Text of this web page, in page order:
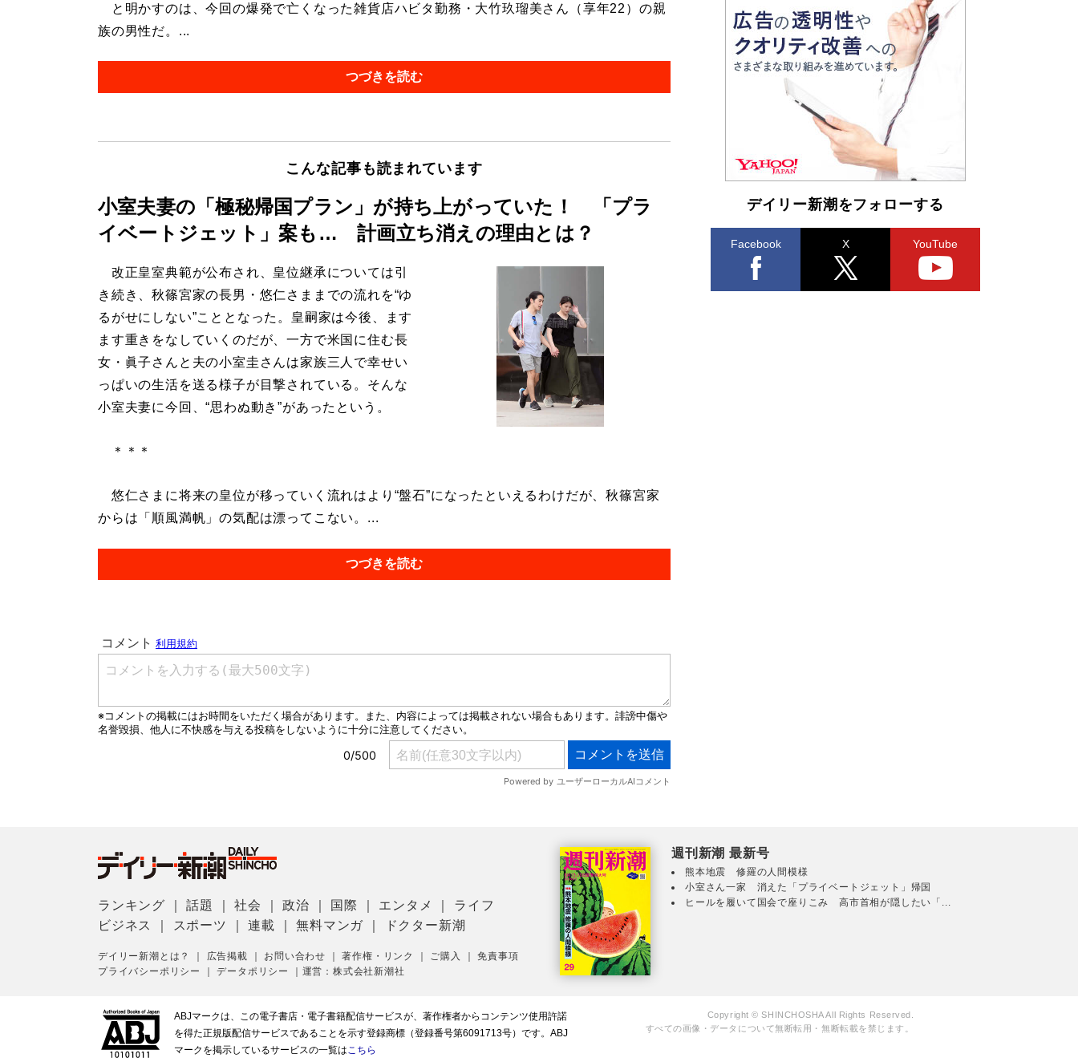
と明かすのは、今回の爆発で亡くなった雑貨店ハビタ勤務・大竹玖瑠美さん（享年22）の親
族の男性だ。...
つづきを読む
こんな記事も読まれています
小室夫妻の「極秘帰国プラン」が持ち上がっていた！ 「プラ
イベートジェット」案も… 計画立ち消えの理由とは？
改正皇室典範が公布され、皇位継承については引
き続き、秋篠宮家の長男・悠仁さままでの流れを“ゆ
るがせにしない”こととなった。皇嗣家は今後、ます
ます重きをなしていくのだが、一方で米国に住む長
女・眞子さんと夫の小室圭さんは家族三人で幸せい
っぱいの生活を送る様子が目撃されている。そんな
小室夫妻に今回、“思わぬ動き”があったという。
＊＊＊
悠仁さまに将来の皇位が移っていく流れはより“盤石”になったといえるわけだが、秋篠宮家
からは「順風満帆」の気配は漂ってこない。...
つづきを読む
「『火垂るの墓』は、大嘘である」原作者が抱き
続けた“自責の念”とは…「自己憐憫は描きたくな
い」監督が徹底的にこだわったこと（後編） #
戦争の記憶
Book Bang
デイリー新潮をフォローする
Facebook X YouTube
ランキング ｜話題 ｜社会 ｜政治 国際 エンタメ
ライフ
ビジネス
スポーツ ｜連載 ｜無料マンガ ドクター新潮
デイリー新潮とは？ ｜ 広告掲載 ｜ お問い合わせ ｜著作権・リンク ｜ ご購入 ｜免責事項
プライバシーポリシー
｜データポリシー ｜ 運営：株式会社新潮社
週刊新潮 最新号
熊本地震 修羅の人間模様
小室さん一家 消えた「プライベートジェット」帰国
ヒールを履いて国会で座りこみ 高市首相が隠したい「...
ABJマークは、この電子書店・電子書籍配信サービスが、著作権者からコンテンツ使用許諾
を得た正規版配信サービスであることを示す登録商標（登録番号第6091713号）です。ABJ
マークを掲示しているサービスの一覧はこちら
Copyright © SHINCHOSHA All Rights Reserved.
すべての画像・データについて無断転用・無断転載を禁じます。